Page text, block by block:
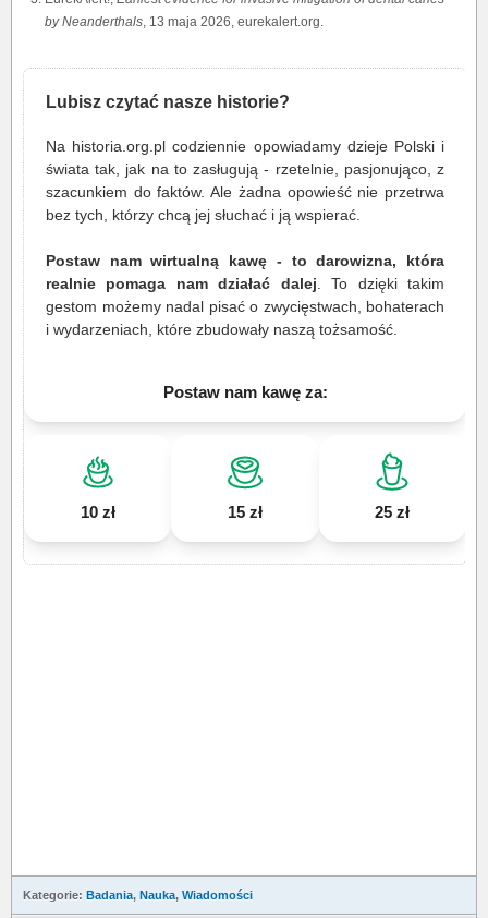
by Neanderthals , 13 maja 2026, eurekalert.org.
Lubisz czytać nasze historie?
Na historia.org.pl codziennie opowiadamy dzieje Polski i
świata tak, jak na to zasługują - rzetelnie, pasjonująco, z
szacunkiem do faktów. Ale żadna opowieść nie przetrwa
bez tych, którzy chcą jej słuchać i ją wspierać.
Postaw nam wirtualną kawę - to darowizna, która
realnie pomaga nam działać dalej . To dzięki takim
gestom możemy nadal pisać o zwycięstwach, bohaterach
i wydarzeniach, które zbudowały naszą tożsamość.
Postaw nam kawę za:
10 zł 15 zł 25 zł
Kategorie: Badania, Nauka, Wiadomości